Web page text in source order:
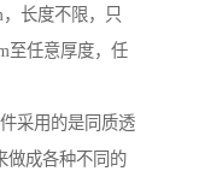
，长度不限，只
至任意厚度，任
采用的是同质透
做成各种不同的